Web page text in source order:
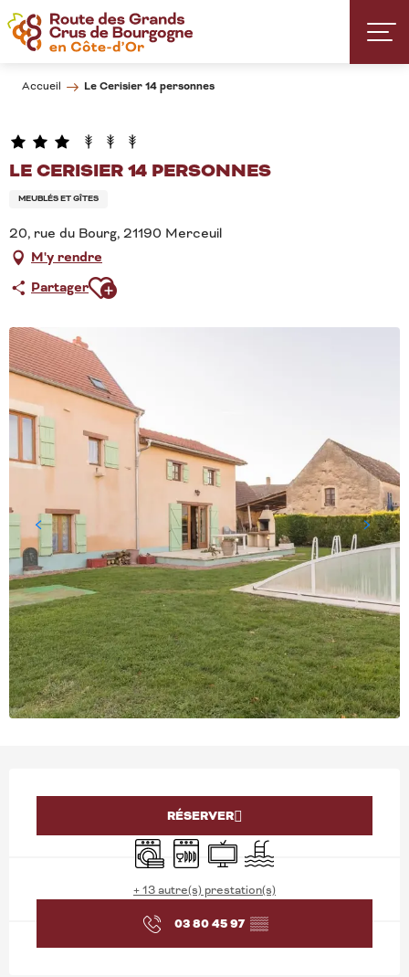
Aller
au
contenu
Accueil Le Cerisier 14 personnes
LE CERISIER 14 PERSONNES
MEUBLÉS ET GÎTES
20, rue du Bourg, 21190 Merceuil
M'y rendre
PartagerAjouter aux favoris
OUVERTURE ET
RÉSERVER
Lave lingeLave vaisselle
Télévision
Piscine
+ 13 autre(s) prestation(s)
03 80 45 97 ▒▒